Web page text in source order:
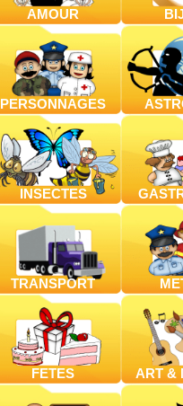
AMOUR
PERSONNAGES
INSECTES
TRANSPORT
FETES ART &